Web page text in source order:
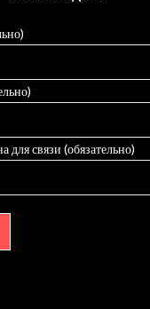
для связи (обязательно)